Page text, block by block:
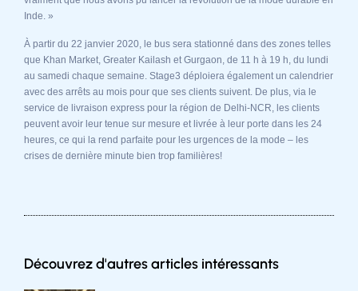
Inde. »
À partir du 22 janvier 2020, le bus sera stationné dans des zones telles
que Khan Market, Greater Kailash et Gurgaon, de 11 h à 19 h, du lundi
au samedi chaque semaine. Stage3 déploiera également un calendrier
avec des arrêts au mois pour que ses clients suivent. De plus, via le
service de livraison express pour la région de Delhi-NCR, les clients
peuvent avoir leur tenue sur mesure et livrée à leur porte dans les 24
heures, ce qui la rend parfaite pour les urgences de la mode – les
crises de dernière minute bien trop familières!
Découvrez d'autres articles intéressants